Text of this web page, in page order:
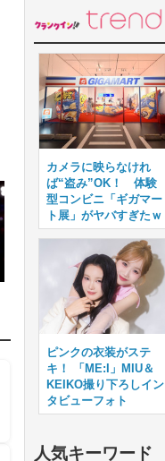
カメラに映らなけれ
ば“盗み”OK！ 体験
型コンビニ「ギガマー
ト展」がヤバすぎたｗ
ピンクの衣装がステ
キ！ 「ME:I」MIU＆
KEIKO撮り下ろしイン
タビューフォト
人気キーワード